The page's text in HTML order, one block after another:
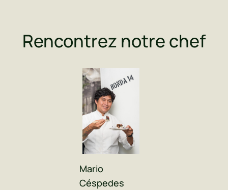
Rencontrez notre chef
Mario
Céspedes